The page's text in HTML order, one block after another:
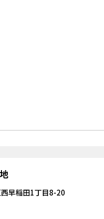
早稲田1丁目8-20